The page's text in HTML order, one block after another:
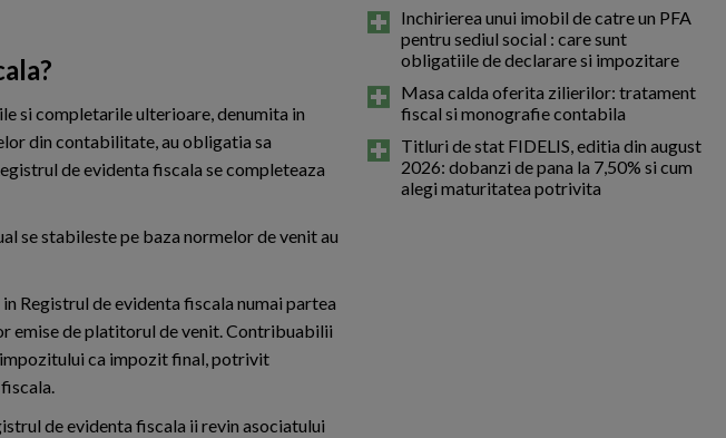
si completarile ulterioare, denumita in
din contabilitate, au obligatia sa
de evidenta fiscala se completeaza
se stabileste pe baza normelor de venit au
Registrul de evidenta fiscala numai partea
emise de platitorul de venit. Contribuabilii
ca impozit final, potrivit
de evidenta fiscala ii revin asociatului
Inchirierea unui imobil de catre un PFA
pentru sediul social : care sunt
obligatiile de declarare si impozitare
Masa calda oferita zilierilor: tratament
fiscal si monografie contabila
Titluri de stat FIDELIS, editia din august
2026: dobanzi de pana la 7,50% si cum
alegi maturitatea potrivita